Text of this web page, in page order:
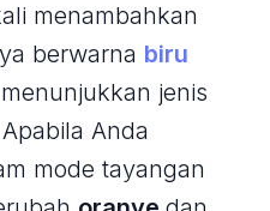
menambahkan
berwarna biru
jenis
Anda
mode tayangan